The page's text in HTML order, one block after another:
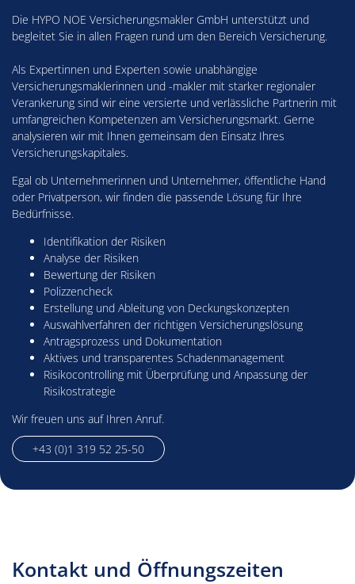
Die HYPO NOE Versicherungsmakler GmbH unterstützt und
begleitet Sie in allen Fragen rund um den Bereich Versicherung.
Als Expertinnen und Experten sowie unabhängige
Versicherungsmaklerinnen und -makler mit starker regionaler
Verankerung sind wir eine versierte und verlässliche Partnerin mit
umfangreichen Kompetenzen am Versicherungsmarkt. Gerne
analysieren wir mit Ihnen gemeinsam den Einsatz Ihres
Versicherungskapitales.
Egal ob Unternehmerinnen und Unternehmer, öffentliche Hand
oder Privatperson, wir finden die passende Lösung für Ihre
Bedürfnisse.
Identifikation der Risiken
Analyse der Risiken
Bewertung der Risiken
Polizzencheck
Erstellung und Ableitung von Deckungskonzepten
Auswahlverfahren der richtigen Versicherungslösung
Antragsprozess und Dokumentation
Aktives und transparentes Schadenmanagement
Risikocontrolling mit Überprüfung und Anpassung der
Risikostrategie
Wir freuen uns auf Ihren Anruf.
+43 (0)1 319 52 25-50
Kontakt und Öffnungszeiten